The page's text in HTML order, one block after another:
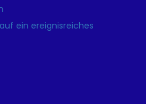
ein ereignisreiches